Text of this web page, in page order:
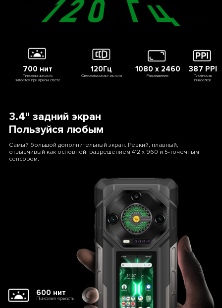
700 нит
Пиковая яркость
Читается при ярком свете
120Гц
Сверхвысокая частота
1080 x 2460
Разрешение
387 PPI
Плотность
пикселей
3.4" задний экран
Пользуйся любым
Самый большой дополнительный экран. Резкий, плавный,
отзывчивый как основной, разрешением 412 x 960 и 5-точечным
сенсором.
600 нит
Пиковая яркость